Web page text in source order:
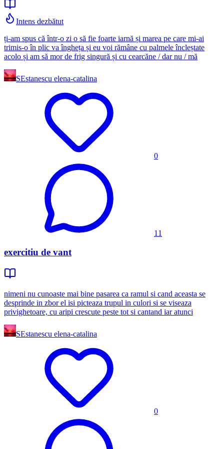
Intens dezbătut
ți-am spus că într-o zi o să fie foarte iarnă și marea pe care mi-ai
trimis-o în plic va îngheța și eu voi rămâne cu palmele încleștate
acolo și am să mor de frig singură și cu cearcăne / dar nu / mă
SEstanescu elena-catalina
0
11
exercitiu de vant
nimeni nu cunoaste mai bine pasarea ca ramul si cand aceasta se
desprinde in zbor el isi picteaza trupul in culori si se viseaza
privighetoare, cu aripi crescute peste tot si cantand iar atunci
SEstanescu elena-catalina
0